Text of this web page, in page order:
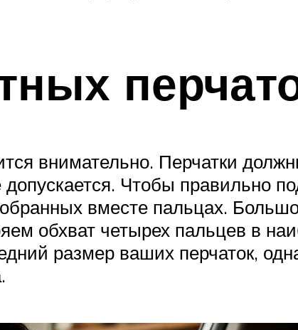
внимательно. Перчатки
Чтобы правильно
вместе пальцах.
обхват четырех пальцев в
размер ваших перчаток,